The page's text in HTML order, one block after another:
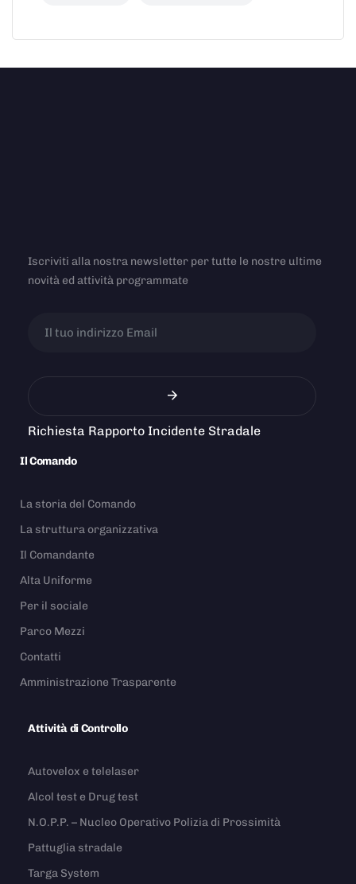
Iscriviti alla nostra newsletter per tutte le nostre ultime
novità ed attività programmate
Richiesta Rapporto Incidente Stradale
Il Comando
La storia del Comando
La struttura organizzativa
Il Comandante
Alta Uniforme
Per il sociale
Parco Mezzi
Contatti
Amministrazione Trasparente
Attività di Controllo
Autovelox e telelaser
Alcol test e Drug test
N.O.P.P. – Nucleo Operativo Polizia di Prossimità
Pattuglia stradale
Targa System